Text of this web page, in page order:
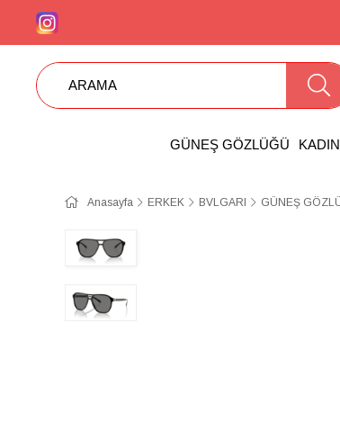
GÜNEŞ GÖZLÜĞÜ KADIN
Anasayfa ERKEK BVLGARI GÜNEŞ